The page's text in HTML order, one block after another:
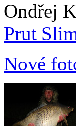
Ondřej
Prut
Nové